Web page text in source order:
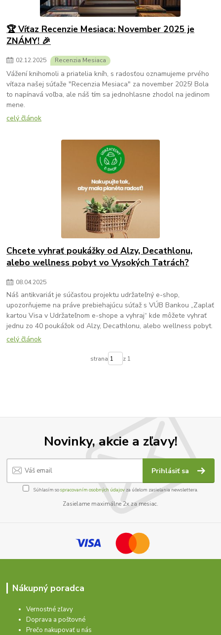
🏆 Víťaz Recenzie Mesiaca: November 2025 je
ZNÁMY! 🎉
02.12.2025 Recenzia Mesiaca
Vážení knihomoli a priatelia kníh, s radosťou oznamujeme prvého
víťaza našej súťaže "Recenzia Mesiaca" za november 2025! Bola
to napínavá voľba, ale náš tím sa jednohlasne zhodol na jedinom
mene.
celý článok
Chcete vyhrať poukážky od Alzy, Decathlonu,
alebo wellness pobyt vo Vysokých Tatrách?
08.04.2025
Náš antikvariát je súčasťou projektu udržateľný e-shop,
upozorňujeme na práve prebiehajúcu súťaž s VÚB Bankou „Zaplať
kartou Visa v Udržateľnom e-shope a vyhraj“ kde môžete vyhrať
jednu zo 40 poukážok od Alzy, Decathlonu, alebo wellness pobyt.
celý článok
strana z 1
Novinky, akcie a zľavy!
Prihlásiť sa
Súhlasím sospracovaním osobných údajov za účelom zasielania newslettera.
Zasielame maximálne 2x za mesiac.
Nákupný poradca
Vernostné zľavy
Doprava a poštovné
Prečo nakupovať u nás